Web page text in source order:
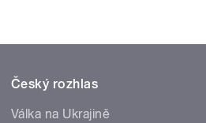
Český rozhlas
Válka na Ukrajině